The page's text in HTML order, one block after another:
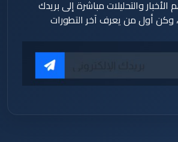
والتحليلات مباشرة إلى بريدك
وكن أول من يعرف آخر التطورات